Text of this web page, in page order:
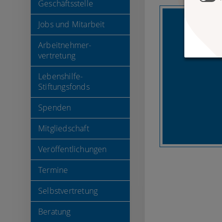
Geschäftsstelle
Jobs und Mitarbeit
Arbeitnehmer-
vertretung
Lebenshilfe-
Stiftungsfonds
Spenden
Mitgliedschaft
Veröffentlichungen
Termine
Selbstvertretung
Beratung